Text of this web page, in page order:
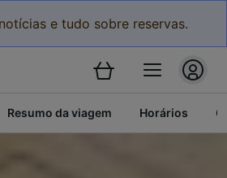
e tudo sobre reservas.
Resumo da viagem Horários